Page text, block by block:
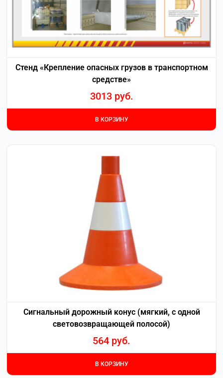
Стенд «Крепление опасных грузов в транспортном
средстве»
3013 руб.
В КОРЗИНУ
Сигнальный дорожный конус (мягкий, с одной
световозвращающей полосой)
564 руб.
В КОРЗИНУ